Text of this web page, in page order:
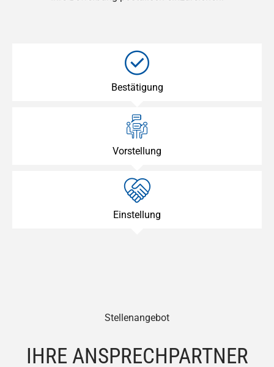
Bestätigung
Vorstellung
Einstellung
Stellenangebot
IHRE ANSPRECHPARTNER